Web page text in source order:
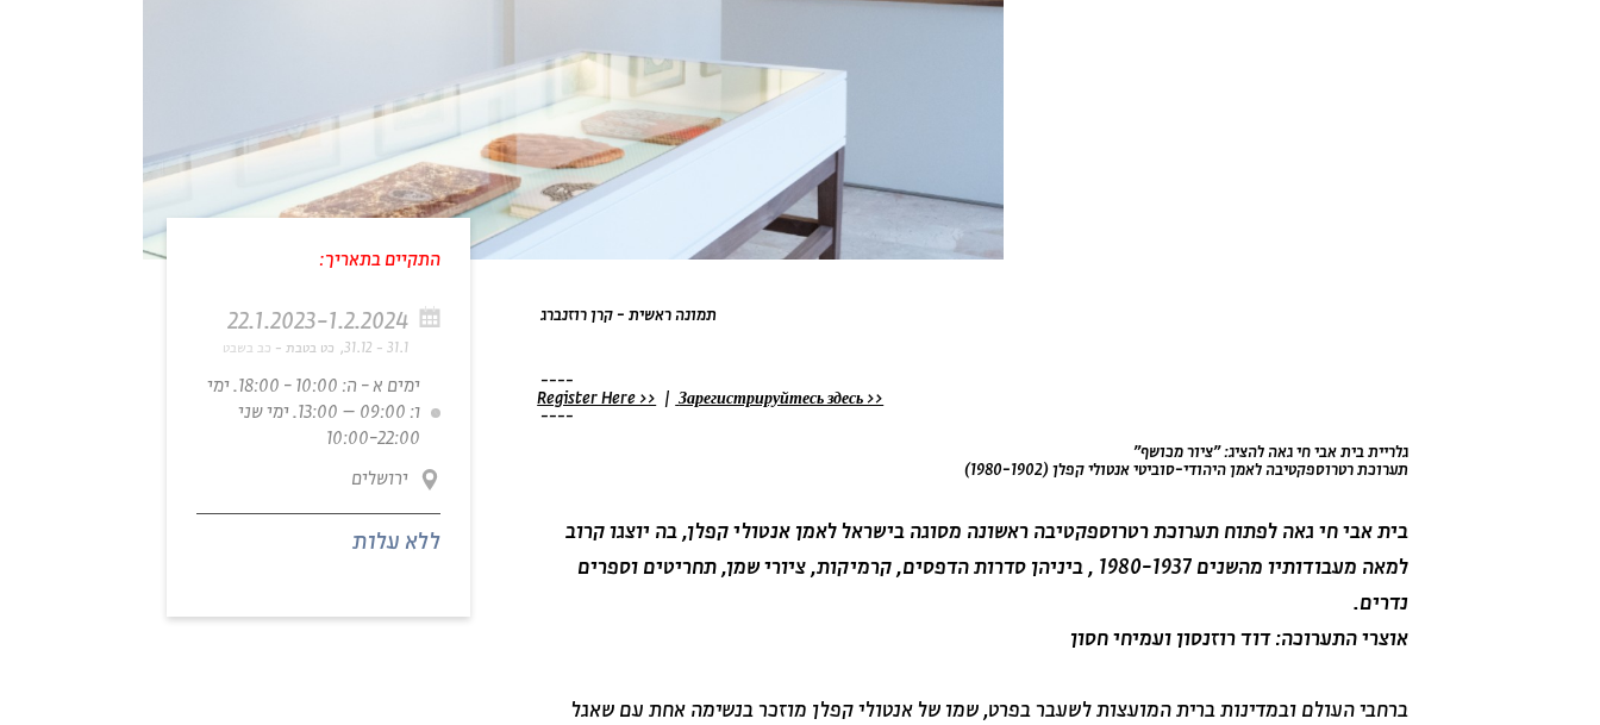
תמונה ראשית - קרן רוזנברג
----
Register Here >> |
Зарегистрируйтесь здесь >>
----
גלריית בית אבי חי גאה להציג: "ציור מכושף"
תערוכת רטרוספקטיבה לאמן היהודי-סוביטי אנטולי קפלן (1980-1902)
בית אבי חי גאה לפתוח תערוכת רטרוספקטיבה ראשונה מסוגה בישראל לאמן אנטולי קפלן, בה יוצגו קרוב
למאה מעבודותיו מהשנים 1980-1937 , ביניהן סדרות הדפסים, קרמיקות, ציורי שמן, תחריטים וספרים
נדרים.
אוצרי התערוכה: דוד רוזנסון ועמיחי חסון
ברחבי העולם ובמדינות ברית המועצות לשעבר בפרט, שמו של אנטולי קפלן מוזכר בנשימה אחת עם שאגל
התקיים בתאריך:
22.1.2023-1.2.2024
31.1 - 31.12 כט בטבת כב בשבט
ימים א - ה: 10:00 - 18:00. ימי
ו: 09:00 – 13:00. ימי שני
10:00-22:00
ירושלים
ללא עלות